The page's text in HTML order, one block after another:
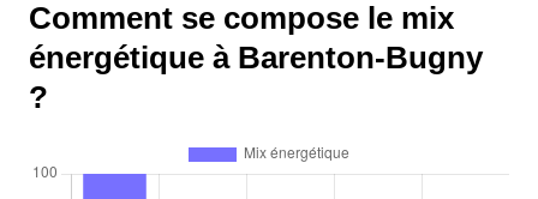
Comment se compose le mix
énergétique à Barenton-Bugny
?